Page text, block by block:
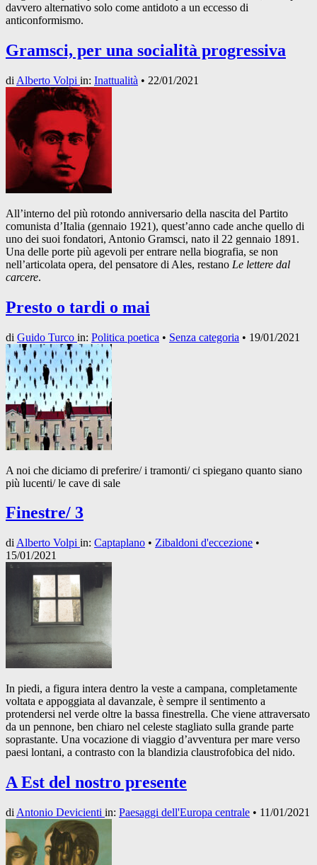
davvero alternativo solo come antidoto a un eccesso di
anticonformismo.
Gramsci, per una socialità progressiva
di Alberto Volpi in: Inattualità • 22/01/2021
All’interno del più rotondo anniversario della nascita del Partito
comunista d’Italia (gennaio 1921), quest’anno cade anche quello di
uno dei suoi fondatori, Antonio Gramsci, nato il 22 gennaio 1891.
Una delle porte più agevoli per entrare nella biografia, se non
nell’articolata opera, del pensatore di Ales, restano Le lettere dal
carcere.
Presto o tardi o mai
di Guido Turco in: Politica poetica • Senza categoria • 19/01/2021
A noi che diciamo di preferire/ i tramonti/ ci spiegano quanto siano
più lucenti/ le cave di sale
Finestre/ 3
di Alberto Volpi in: Captaplano • Zibaldoni d'eccezione •
15/01/2021
In piedi, a figura intera dentro la veste a campana, completamente
voltata e appoggiata al davanzale, è sempre il sentimento a
protendersi nel verde oltre la bassa finestrella. Che viene attraversato
da un pennone, ben chiaro nel celeste stagliato sulla grande parte
soprastante. Una vocazione di viaggio d’avventura per mare verso
paesi lontani, a contrasto con la blandizia claustrofobica del nido.
A Est del nostro presente
di Antonio Devicienti in: Paesaggi dell'Europa centrale • 11/01/2021